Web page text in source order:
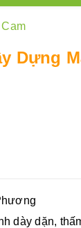
Dựng
dày dặn,